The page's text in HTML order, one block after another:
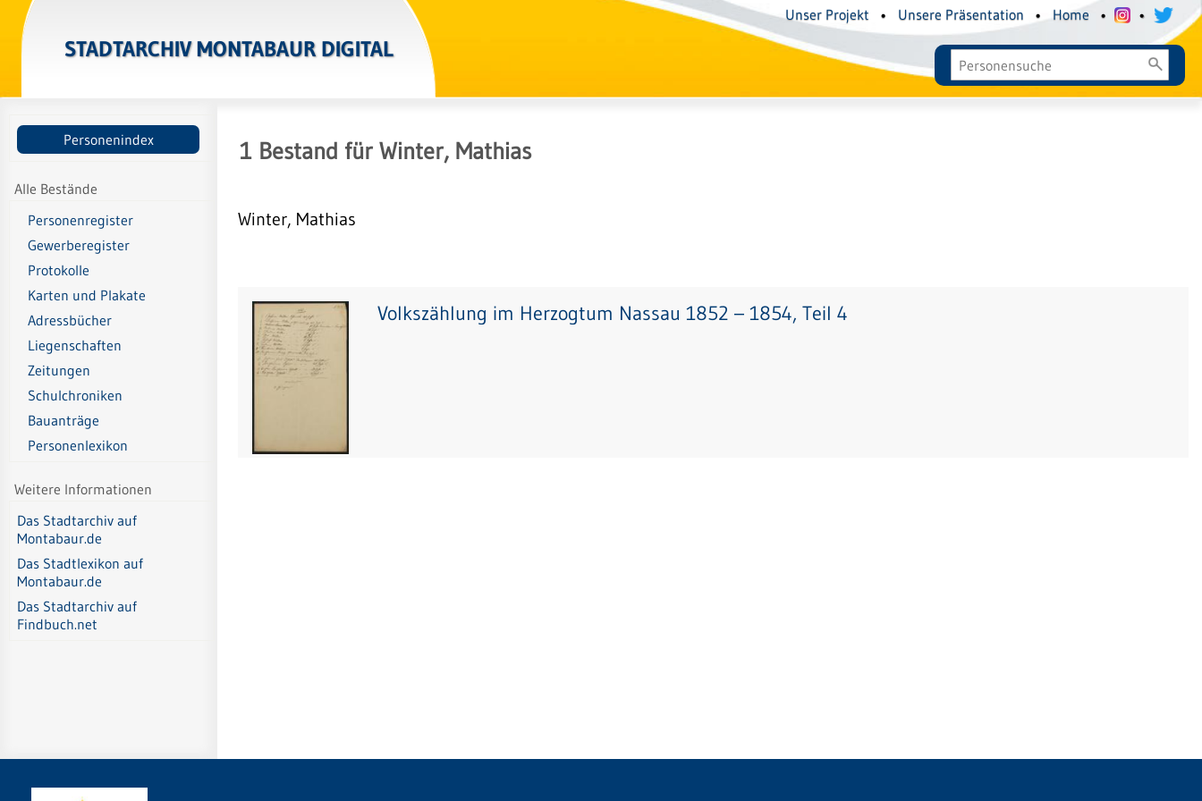
STADTARCHIV MONTABAUR DIGITAL
Unser Projekt • Unsere Präsentation • Home • •
Personenindex
Alle Bestände
Personenregister
Gewerberegister
Protokolle
Karten und Plakate
Adressbücher
Liegenschaften
Zeitungen
Schulchroniken
Bauanträge
Personenlexikon
Weitere Informationen
Das Stadtarchiv auf
Montabaur.de
Das Stadtlexikon auf
Montabaur.de
Das Stadtarchiv auf
Findbuch.net
1 Bestand für Winter, Mathias
Winter, Mathias
Volkszählung im Herzogtum Nassau 1852 – 1854, Teil 4